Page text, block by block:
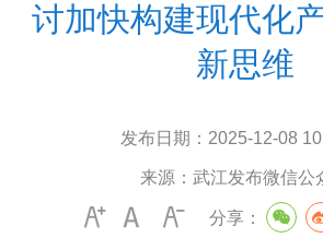
讨加快构建现代化
新思维
发布日期： 2025-12-08
来源： 武江发布微信公
分享：